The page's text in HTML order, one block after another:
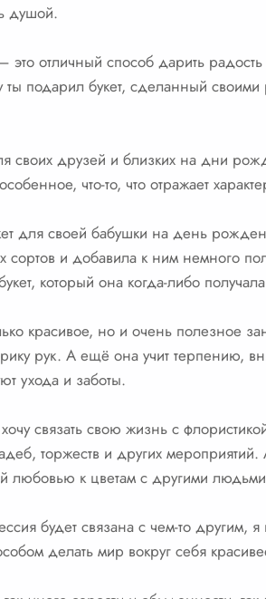
душой.
это отличный способ дарить
подарил букет, сделанный
своих друзей и близких на дни
что-то, что отражает
для своей бабушки на день
сортов и добавила к ним немного
который она когда-либо
красивое, но и очень полезное
рук. А ещё она учит терпению,
ухода и заботы.
связать свою жизнь с
торжеств и других
любовью к цветам с другими
будет связана с чем-то другим,
делать мир вокруг себя